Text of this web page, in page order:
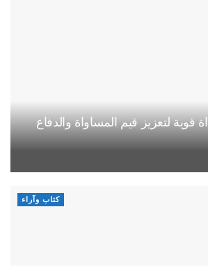
قوية لتعزيز قيم المساواة والدفاع
كتاب وآراء